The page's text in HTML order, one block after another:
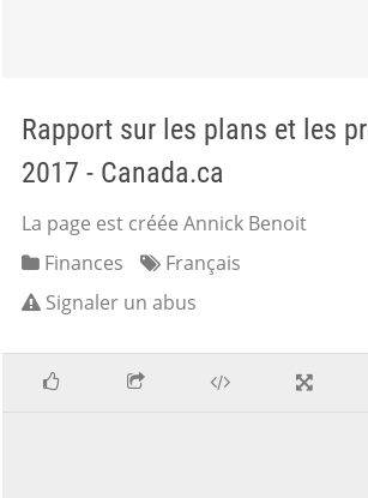
Rapport sur les plans et les
2017 - Canada.ca
La page est créée Annick Benoit
Finances
Français
Signaler un abus